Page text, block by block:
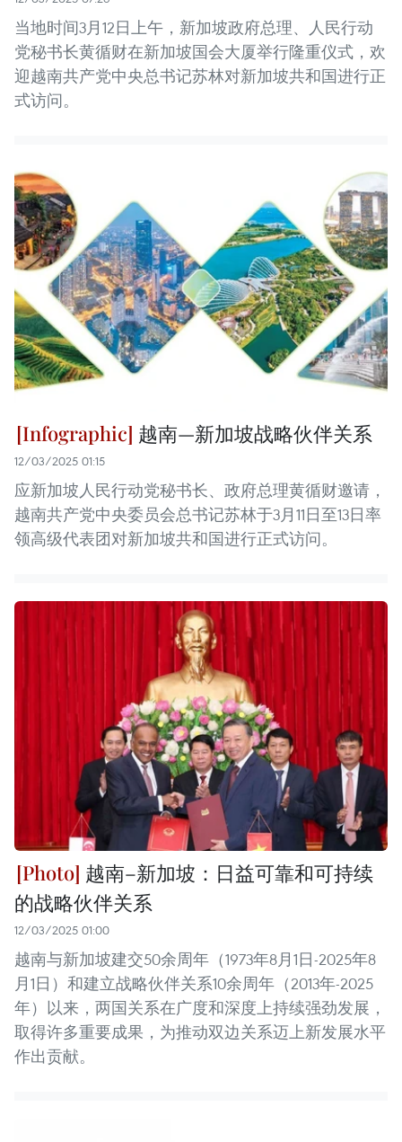
当地时间3月12日上午，新加坡政府总理、人民行动
党秘书长黄循财在新加坡国会大厦举行隆重仪式，欢
迎越南共产党中央总书记苏林对新加坡共和国进行正
式访问。
越南—新加坡战略伙伴关系
12/03/2025 01:15
应新加坡人民行动党秘书长、政府总理黄循财邀请，
越南共产党中央委员会总书记苏林于3月11日至13日率
领高级代表团对新加坡共和国进行正式访问。
越南–新加坡：日益可靠和可持续
的战略伙伴关系
12/03/2025 01:00
越南与新加坡建交50余周年（1973年8月1日-2025年8
月1日）和建立战略伙伴关系10余周年（2013年-2025
年）以来，两国关系在广度和深度上持续强劲发展，
取得许多重要成果，为推动双边关系迈上新发展水平
作出贡献。